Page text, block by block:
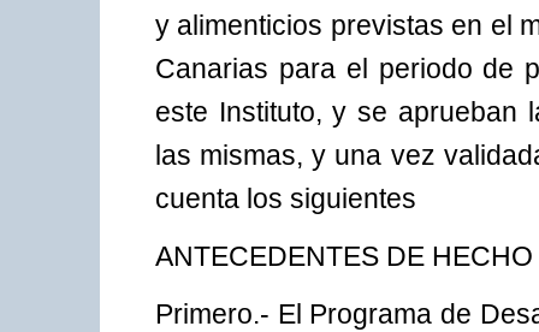
y alimenticios previstas en el
Canarias para el periodo de
este Instituto, y se aprueban
las mismas, y una vez
cuenta los siguientes
ANTECEDENTES DE HECHO
Primero.- El Programa de